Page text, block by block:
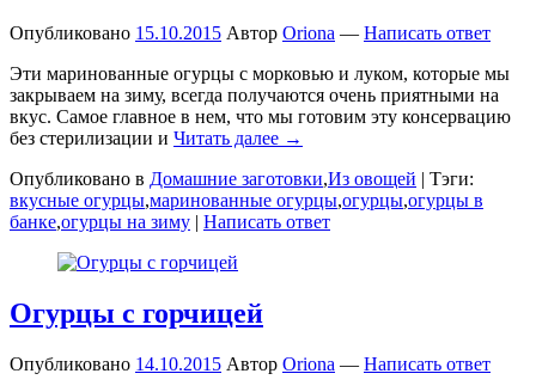
Опубликовано 15.10.2015 Автор Oriona — Написать ответ
Эти маринованные огурцы с морковью и луком, которые мы
закрываем на зиму, всегда получаются очень приятными на
вкус. Самое главное в нем, что мы готовим эту консервацию
без стерилизации и Читать далее →
Опубликовано в Домашние заготовки,Из овощей | Тэги:
вкусные огурцы,маринованные огурцы,огурцы,огурцы в
банке,огурцы на зиму | Написать ответ
Огурцы с горчицей
Опубликовано 14.10.2015 Автор Oriona — Написать ответ